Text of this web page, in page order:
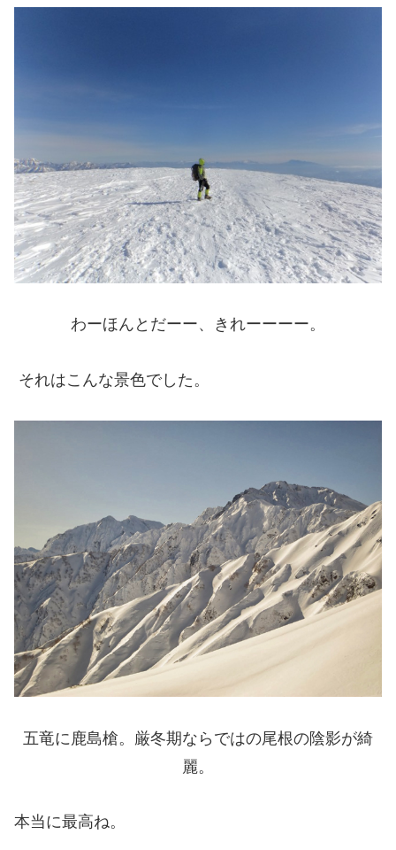
わーほんとだーー、きれーーーー。
それはこんな景色でした。
五竜に鹿島槍。厳冬期ならではの尾根の陰影が綺
麗。
本当に最高ね。